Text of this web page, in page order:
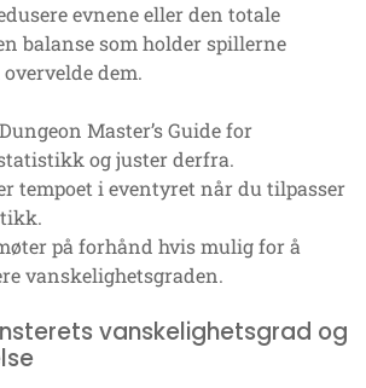
evnene eller den totale
balanse som holder spillerne
dem.
Master’s Guide for
og juster derfra.
tempoet i eventyret når du tilpasser
på forhånd hvis mulig for å
vanskelighetsgraden.
vanskelighetsgrad og